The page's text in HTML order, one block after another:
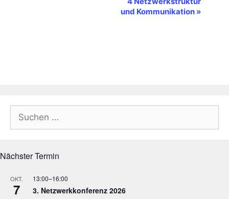
n
g
-
a
und Kommunikation »
Suchen
nach:
Nächster Termin
OKT.
7
13:00–16:00
3. Netzwerkkonferenz 2026